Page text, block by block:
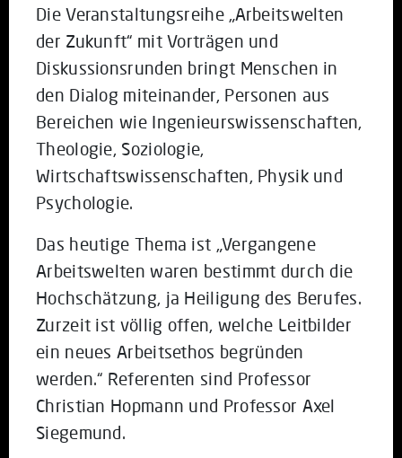
Die Veranstaltungsreihe „Arbeitswelten
der Zukunft“ mit Vorträgen und
Diskussionsrunden bringt Menschen in
den Dialog miteinander, Personen aus
Bereichen wie Ingenieurswissenschaften,
Theologie, Soziologie,
Wirtschaftswissenschaften, Physik und
Psychologie.
Das heutige Thema ist „Vergangene
Arbeitswelten waren bestimmt durch die
Hochschätzung, ja Heiligung des Berufes.
Zurzeit ist völlig offen, welche Leitbilder
ein neues Arbeitsethos begründen
werden.“ Referenten sind Professor
Christian Hopmann und Professor Axel
Siegemund.